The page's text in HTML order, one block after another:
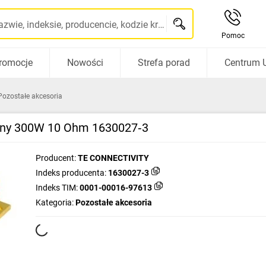
Szukaj po nazwie, indeksie, producencie, kodzie kreskowym...
Pomoc
Nowości Strefa porad Centrum
akcesoria
300W 10 Ohm 1630027‑3
Producent:TE CONNECTIVITY
Indeks producenta: 1630027-3
Indeks TIM:0001-00016-97613
Kategoria:Pozostałe akcesoria